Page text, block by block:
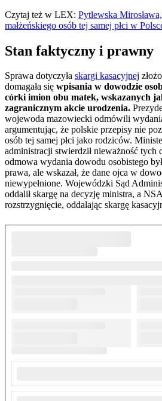
Czytaj też w LEX: Pytlewska
małżeńskiego osób tej samej płci w
Stan faktyczny i prawny
Sprawa dotyczyła skargi kasacyjnej
domagała się wpisania w dowodzie
córki imion obu matek, wskazanych
zagranicznym akcie urodzenia.
wojewoda mazowiecki odmówili
argumentując, że polskie przepisy nie
osób tej samej płci jako rodziców.
administracji stwierdził nieważność tych
odmowa wydania dowodu osobistego
prawa, ale wskazał, że dane ojca w
niewypełnione. Wojewódzki Sąd
oddalił skargę na decyzję ministra, a
rozstrzygnięcie, oddalając skargę